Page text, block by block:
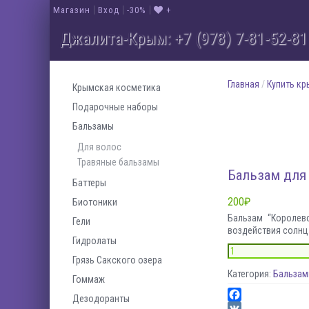
Магазин Вход -30% +
Джалита-Крым: +7 (978) 7-81-52-81
У нас
Существует около 30 тысяч видов роз. Большое
полный комплекс косметических средств по
Главная / Купить
Бальзам для
200₽
Бальзам
воздействия
Категория:
Крымская косметика
Подарочные наборы
Бальзамы
Для волос
Травяные бальзамы
Баттеры
Биотоники
Гели
Гидролаты
Грязь Сакского озера
Гоммаж
Дезодоранты